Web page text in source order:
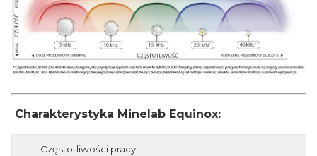
Charakterystyka Minelab Equinox:
Częstotliwości pracy